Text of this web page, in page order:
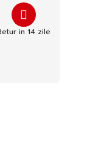
in 14 zile